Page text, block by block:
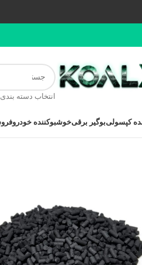
انتخاب دسته بندی
کپسولیبوگیر برقیخوشبوکننده خودرو